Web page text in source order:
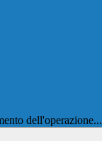
dell'operazione...